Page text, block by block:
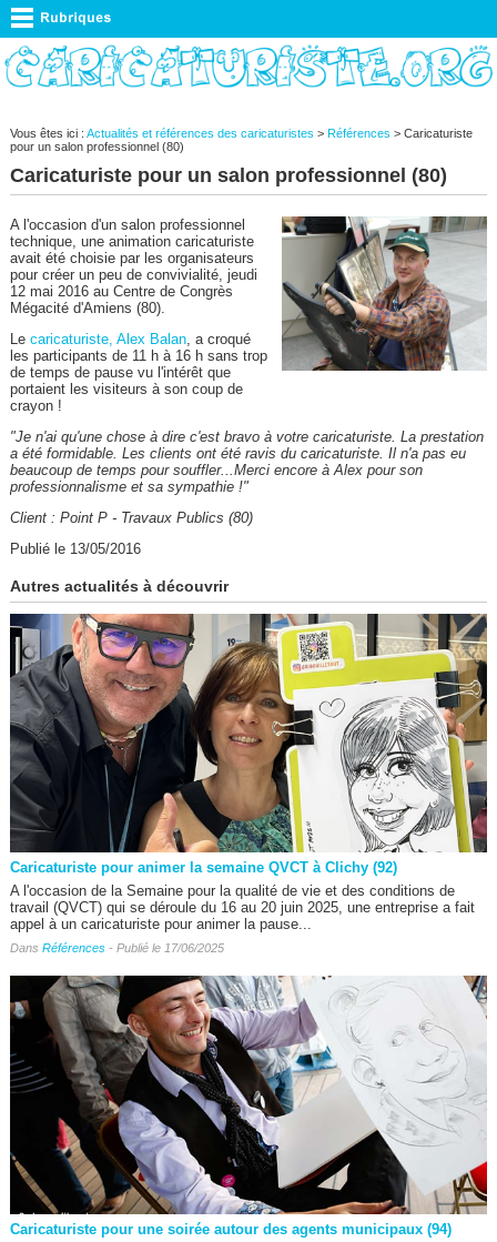
Vous êtes ici : Actualités et références des caricaturistes > Références > Caricaturiste
pour un salon professionnel (80)
Caricaturiste pour un salon professionnel (80)
A l'occasion d'un salon professionnel
technique, une animation caricaturiste
avait été choisie par les organisateurs
pour créer un peu de convivialité, jeudi
12 mai 2016 au Centre de Congrès
Mégacité d'Amiens (80).
Le caricaturiste, Alex Balan, a croqué
les participants de 11 h à 16 h sans trop
de temps de pause vu l'intérêt que
portaient les visiteurs à son coup de
crayon !
"Je n'ai qu'une chose à dire c'est bravo à votre caricaturiste. La prestation
a été formidable. Les clients ont été ravis du caricaturiste. Il n'a pas eu
beaucoup de temps pour souffler...Merci encore à Alex pour son
professionnalisme et sa sympathie !"
Client : Point P - Travaux Publics (80)
Publié le 13/05/2016
Autres actualités à découvrir
Caricaturiste pour animer la semaine QVCT à Clichy (92)
A l'occasion de la Semaine pour la qualité de vie et des conditions de
travail (QVCT) qui se déroule du 16 au 20 juin 2025, une entreprise a fait
appel à un caricaturiste pour animer la pause...
Dans Références- Publié le 17/06/2025
Caricaturiste pour une soirée autour des agents municipaux (94)